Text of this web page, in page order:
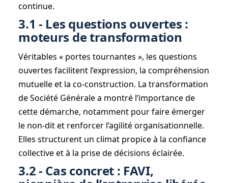
continue.
3.1 - Les questions ouvertes :
moteurs de transformation
Véritables « portes tournantes », les questions
ouvertes facilitent l’expression, la compréhension
mutuelle et la co-construction. La transformation
de Société Générale a montré l’importance de
cette démarche, notamment pour faire émerger
le non-dit et renforcer l’agilité organisationnelle.
Elles structurent un climat propice à la confiance
collective et à la prise de décisions éclairée.
3.2 - Cas concret : FAVI,